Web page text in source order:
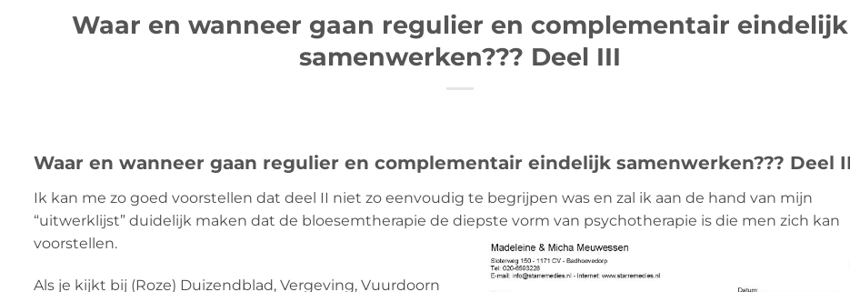
Waar en wanneer gaan regulier en complementair eindelijk
samenwerken??? Deel III
Waar en wanneer gaan regulier en complementair eindelijk samenwerken??? Deel
Ik kan me zo goed voorstellen dat deel II niet zo eenvoudig te begrijpen was en zal ik aan de hand van mijn
“uitwerklijst” duidelijk maken dat de bloesemtherapie de diepste vorm van psychotherapie is die men zich kan
voorstellen.
Als je kijkt bij (Roze) Duizendblad, Vergeving, Vuurdoorn